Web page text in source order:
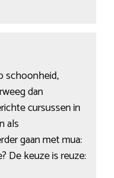
schoonheid,
dan
cursussen in
als
gaan met mua:
De keuze is reuze: